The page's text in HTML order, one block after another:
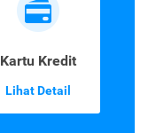
Kartu Kredit
Lihat Detail